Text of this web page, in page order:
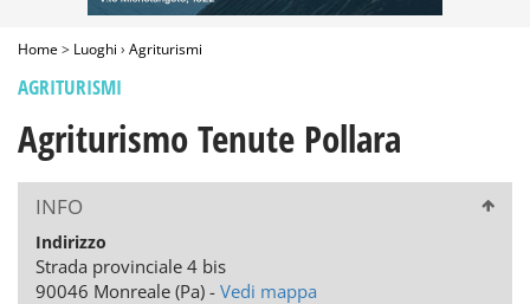
Home> Luoghi › Agriturismi
AGRITURISMI
Agriturismo Tenute Pollara
INFO
Indirizzo
Strada provinciale 4 bis
90046 Monreale (Pa) - Vedi mappa